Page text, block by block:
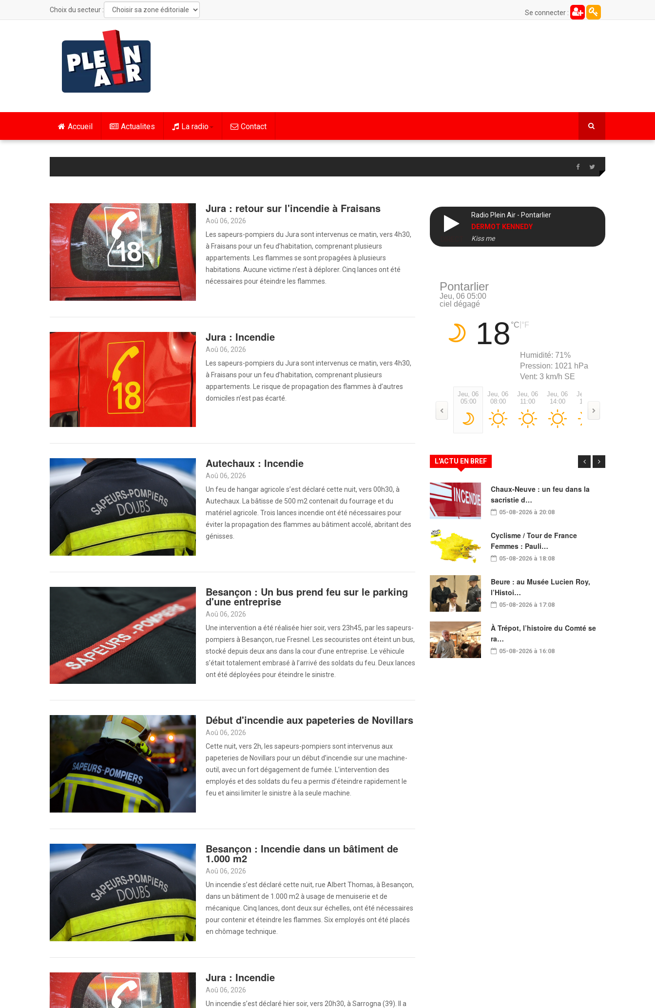
Choix du secteur : Se connecter :
Accueil Actualites La radio Contact
Jura : retour sur l'incendie à Fraisans
Aoû 06, 2026
Les sapeurs-pompiers du Jura sont intervenus ce matin, vers 4h30,
à Fraisans pour un feu d’habitation, comprenant plusieurs
appartements. Les flammes se sont propagées à plusieurs
habitations. Aucune victime n’est à déplorer. Cinq lances ont été
nécessaires pour éteindre les flammes.
Jura : Incendie
Aoû 06, 2026
Les sapeurs-pompiers du Jura sont intervenus ce matin, vers 4h30,
à Fraisans pour un feu d’habitation, comprenant plusieurs
appartements. Le risque de propagation des flammes à d’autres
domiciles n’est pas écarté.
Autechaux : Incendie
Aoû 06, 2026
Un feu de hangar agricole s’est déclaré cette nuit, vers 00h30, à
Autechaux. La bâtisse de 500 m2 contenait du fourrage et du
matériel agricole. Trois lances incendie ont été nécessaires pour
éviter la propagation des flammes au bâtiment accolé, abritant des
génisses.
Besançon : Un bus prend feu sur le parking
d'une entreprise
Aoû 06, 2026
Une intervention a été réalisée hier soir, vers 23h45, par les sapeurs-
pompiers à Besançon, rue Fresnel. Les secouristes ont éteint un bus,
stocké depuis deux ans dans la cour d’une entreprise. Le véhicule
s’était totalement embrasé à l’arrivé des soldats du feu. Deux lances
ont été déployées pour éteindre le sinistre.
Début d'incendie aux papeteries de Novillars
Aoû 06, 2026
Cette nuit, vers 2h, les sapeurs-pompiers sont intervenus aux
papeteries de Novillars pour un début d’incendie sur une machine-
outil, avec un fort dégagement de fumée. L’intervention des
employés et des soldats du feu a permis d’éteindre rapidement le
feu et ainsi limiter le sinistre à la seule machine.
Besançon : Incendie dans un bâtiment de
1.000 m2
Aoû 06, 2026
Un incendie s’est déclaré cette nuit, rue Albert Thomas, à Besançon,
dans un bâtiment de 1.000 m2 à usage de menuiserie et de
mécanique. Cinq lances, dont deux sur échelles, ont été nécessaires
pour contenir et éteindre les flammes. Six employés ont été placés
en chômage technique.
Jura : Incendie
Aoû 06, 2026
Un incendie s’est déclaré hier soir, vers 20h30, à Sarrogna (39). Il a
Radio Plein Air - Pontarlier
DERMOT KENNEDY
Kiss me
Pontarlier
Jeu, 06 05:00
ciel dégagé
18 °C °F
Humidité: 71%
Pression: 1021 hPa
Vent: 3 km/h SE
Jeu, 06
05:00
Jeu, 06
08:00
Jeu, 06
11:00
Jeu, 06
14:00
Jeu, 06
17:00
L'ACTU EN BREF
Chaux-Neuve : un feu dans la
sacristie d…
05-08-2026 à 20:08
Cyclisme / Tour de France
Femmes : Pauli…
05-08-2026 à 18:08
Beure : au Musée Lucien Roy,
l’Histoi…
05-08-2026 à 17:08
À Trépot, l’histoire du Comté se
ra…
05-08-2026 à 16:08